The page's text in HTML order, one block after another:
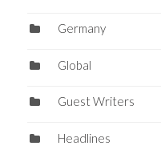
Germany
Global
Guest Writers
Headlines